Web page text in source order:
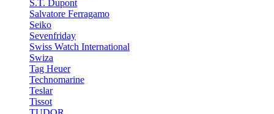
S.T. Dupont
Salvatore Ferragamo
Seiko
Sevenfriday
Swiss Watch International
Swiza
Tag Heuer
Technomarine
Teslar
Tissot